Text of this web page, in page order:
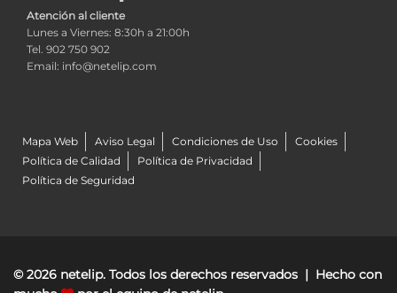
Atención al cliente
Lunes a Viernes: 8:30h a 21:00h
Tel. 902 750 902
Email: info@netelip.com
Mapa Web Aviso Legal Condiciones de Uso
Cookies
Política de Calidad
Política de Privacidad
Política de Seguridad
© 2026 netelip. Todos los derechos reservados | Hecho con